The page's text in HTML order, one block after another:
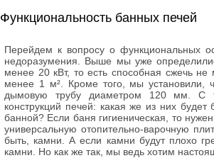
Функциональность банных печей
Перейдем к вопросу о функциональных
недоразумения. Выше мы уже
менее 20 кВт, то есть способная сжечь
менее 1 м². Кроме того, мы установили,
дымовую трубу диаметром 120 мм. С
конструкций печей: какая же из них
банной? Если баня гигиеническая, то
универсальную отопительно-варочную
быть, камни. А если камни будут плохо
камни. Но как же так, мы ведь хотим